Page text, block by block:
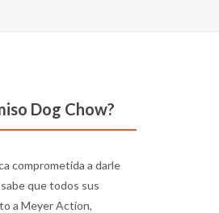
Dog Chow?
comprometida a darle
que todos sus
a Meyer Action,